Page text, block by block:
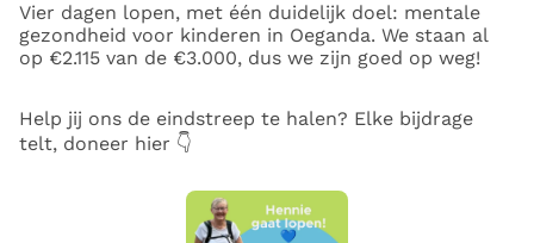
Vier dagen lopen, met één duidelijk doel: mentale
gezondheid voor kinderen in Oeganda. We staan al
op €2.115 van de €3.000, dus we zijn goed op weg!
Help jij ons de eindstreep te halen? Elke bijdrage
telt, doneer hier 👇